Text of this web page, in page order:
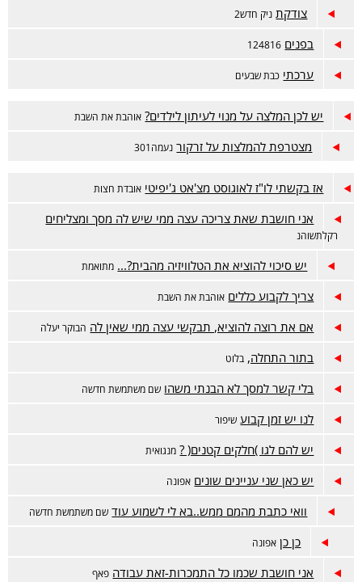
צודקת ניק חדש2
בפנים 124816
ערכתי כבת שבעים
יש לכן המלצה על מנוי לעיתון לילדים? אוהבת את השבת
מצטרפת להמלצות על זרקור נעמה301
אז בקשתי לו"ז לאוגוסט מצ'אט ג'יפיטי אובדת חצות
אני חושבת שאת צריכה עצה ממי שיש לה מסך ומצליחים
רקלתשוהנ
יש סיכוי להוציא את הטלוויזיה מהבית?... מתואמת
צריך לקבוע כללים אוהבת את השבת
אם את רוצה להוציא, תבקשי עצה ממי שאין לה הבוקר יעלה
בתור התחלה, בלוט
בלי קשר למסך לא הבנתי משהו שם משתמשת חדשה
לנו יש זמן קבוע שיפור
יש להם לגו )חלקים קטנים( ? מנגואית
יש כאן שני עניינים שונים אפונה
וואי כתבת מהמם ממש..בא לי לשמוע עוד שם משתמשת חדשה
כן כן אפונה
אני חושבת שכמו כל התמכרות-זאת עבודה פאף